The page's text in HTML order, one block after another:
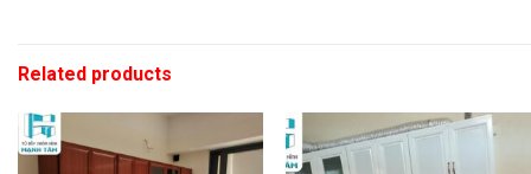
Related products